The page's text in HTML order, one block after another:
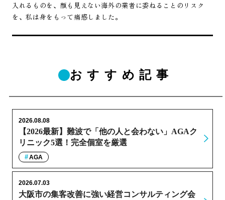
入れるものを、顔も見えない海外の業者に委ねることのリスク
を、私は身をもって痛感しました。
おすすめ記事
【2026最新】難波で「他の人と会わない」AGAク
リニック5選！完全個室を厳選
2026.08.08
AGA
大阪市の集客改善に強い経営コンサルティング会
2026.07.03